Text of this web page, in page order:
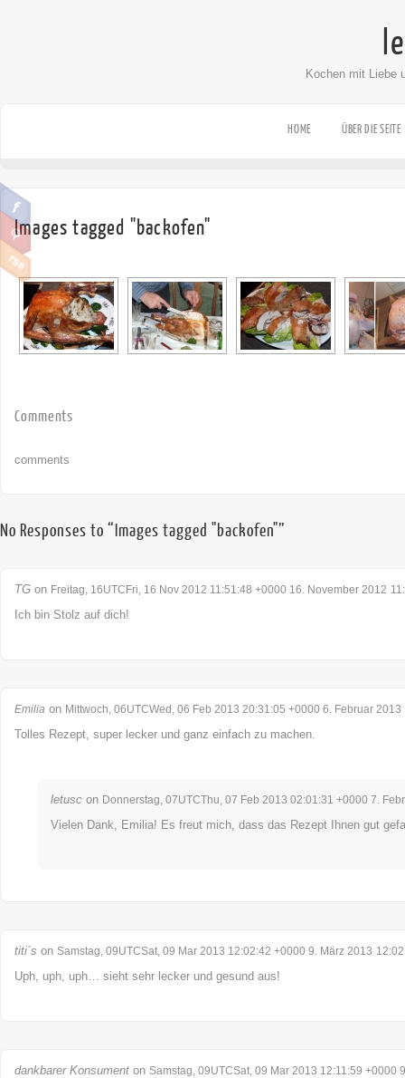
Kochen mit Liebe
HOME ÜBER DIE SEITE
Images tagged "backofen"
Comments
comments
No Responses to “Images tagged "backofen"”
TG on Freitag, 16UTCFri, 16 Nov 2012 11:51:48 +0000 16. November 2012
Ich bin Stolz auf dich!
Emilia on Mittwoch, 06UTCWed, 06 Feb 2013 20:31:05 +0000 6. Februar 2013
Tolles Rezept, super lecker und ganz einfach zu machen.
letusc on Donnerstag, 07UTCThu, 07 Feb 2013 02:01:31 +0000 7.
Vielen Dank, Emilia! Es freut mich, dass das Rezept Ihnen gut
titi´s on Samstag, 09UTCSat, 09 Mar 2013 12:02:42 +0000 9. März 2013 12:02
Uph, uph, uph… sieht sehr lecker und gesund aus!
dankbarer Konsument on Samstag, 09UTCSat, 09 Mar 2013 12:11:59 +0000